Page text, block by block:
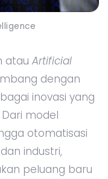
atau Artificial
dengan
inovasi yang
model
otomatisasi
industri,
peluang baru